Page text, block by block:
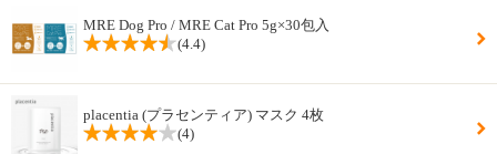
MRE Dog Pro / MRE Cat Pro 5g×30包入
(4.4)
placentia (プラセンティア) マスク 4枚
(4)